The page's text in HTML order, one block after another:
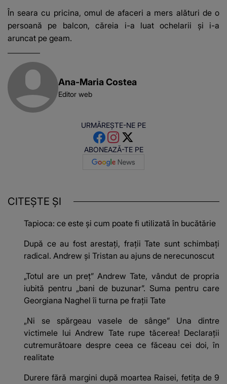
În seara cu pricina, omul de afaceri a mers alături de o
persoană pe balcon, căreia i-a luat ochelarii și i-a
aruncat pe geam.
Ana-Maria Costea
Editor web
URMĂREȘTE-NE PE
ABONEAZĂ-TE PE
CITEȘTE ȘI
Tapioca: ce este și cum poate fi utilizată în bucătărie
După ce au fost arestați, frații Tate sunt schimbați
radical. Andrew și Tristan au ajuns de nerecunoscut
„Totul are un preț” Andrew Tate, vândut de propria
iubită pentru „bani de buzunar”. Suma pentru care
Georgiana Naghel îi turna pe frații Tate
„Ni se spărgeau vasele de sânge” Una dintre
victimele lui Andrew Tate rupe tăcerea! Declarații
cutremurătoare despre ceea ce făceau cei doi, în
realitate
Durere fără margini după moartea Raisei, fetița de 9